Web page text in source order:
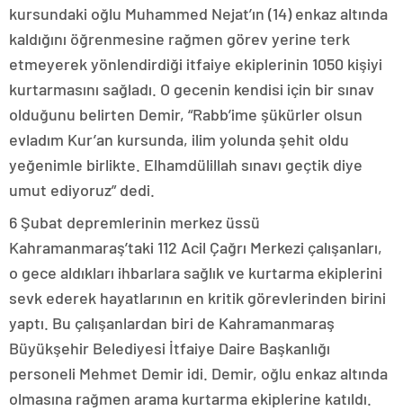
kursundaki oğlu Muhammed Nejat’ın (14) enkaz altında
kaldığını öğrenmesine rağmen görev yerine terk
etmeyerek yönlendirdiği itfaiye ekiplerinin 1050 kişiyi
kurtarmasını sağladı. O gecenin kendisi için bir sınav
olduğunu belirten Demir, “Rabb’ime şükürler olsun
evladım Kur’an kursunda, ilim yolunda şehit oldu
yeğenimle birlikte. Elhamdülillah sınavı geçtik diye
umut ediyoruz” dedi.
6 Şubat depremlerinin merkez üssü
Kahramanmaraş’taki 112 Acil Çağrı Merkezi çalışanları,
o gece aldıkları ihbarlara sağlık ve kurtarma ekiplerini
sevk ederek hayatlarının en kritik görevlerinden birini
yaptı. Bu çalışanlardan biri de Kahramanmaraş
Büyükşehir Belediyesi İtfaiye Daire Başkanlığı
personeli Mehmet Demir idi. Demir, oğlu enkaz altında
olmasına rağmen arama kurtarma ekiplerine katıldı.